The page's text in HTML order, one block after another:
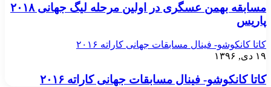
مسابقه بهمن عسگری در اولین مرحله لیگ جهانی ۲۰۱۸
پاریس
کاتا کانکوشو- فینال مسابقات جهانی کاراته ۲۰۱۶
۱۹ دی, ۱۳۹۶
کاتا کانکوشو- فینال مسابقات جهانی کاراته ۲۰۱۶